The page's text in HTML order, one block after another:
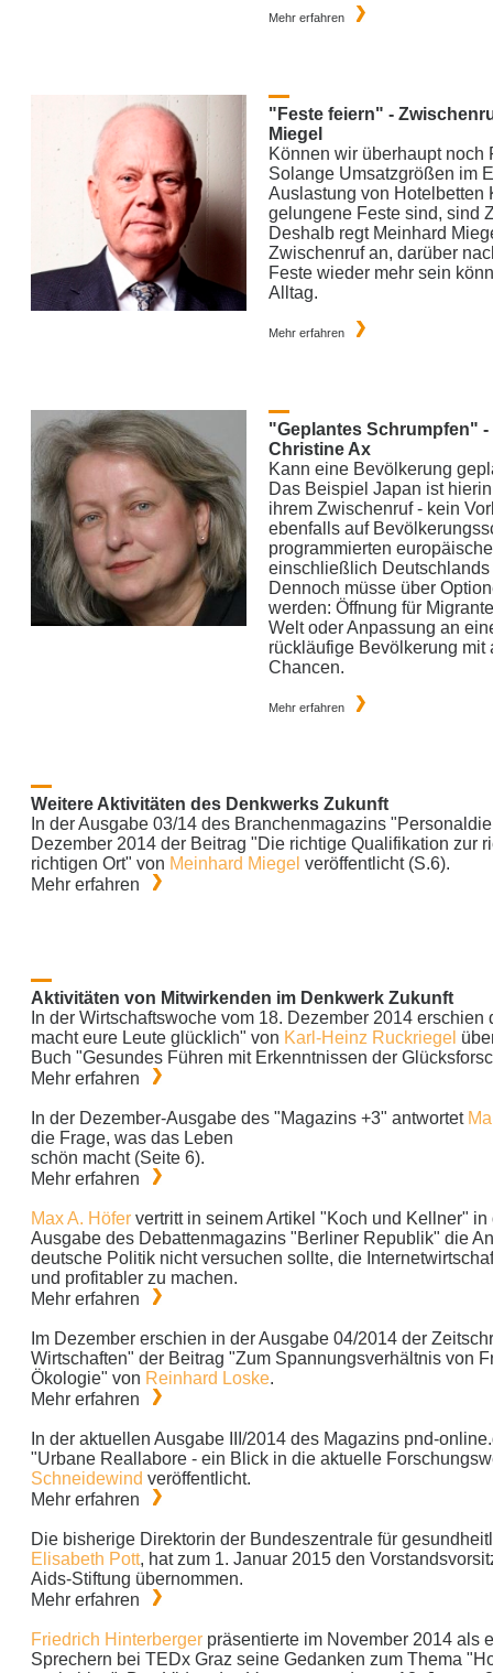
Mehr erfahren
"Feste feiern" -
Miegel
Können wir überhaupt noch
Solange Umsatzgrößen im
Auslastung von Hotelbetten
gelungene Feste sind, sind
Deshalb regt Meinhard
Zwischenruf an, darüber
Feste wieder mehr sein
Alltag.
Mehr erfahren
"Geplantes Schrumpfen"
Christine Ax
Kann eine Bevölkerung
Das Beispiel Japan ist
ihrem Zwischenruf - kein
ebenfalls auf
programmierten
einschließlich
Dennoch müsse über
werden: Öffnung für
Welt oder Anpassung an
rückläufige Bevölkerung mit
Chancen.
Mehr erfahren
Weitere Aktivitäten des Denkwerks Zukunft
In der Ausgabe 03/14 des Branchenmagazins
Dezember 2014 der Beitrag "Die richtige Qualifikation zur
richtigen Ort" von Meinhard Miegel veröffentlicht (S.6).
Mehr erfahren
Aktivitäten von Mitwirkenden im Denkwerk Zukunft
In der Wirtschaftswoche vom 18. Dezember 2014 erschien
macht eure Leute glücklich" von Karl-Heinz Ruckriegel
Buch "Gesundes Führen mit Erkenntnissen der
Mehr erfahren
In der Dezember-Ausgabe des "Magazins +3" antwortet
die Frage, was das Leben
schön macht (Seite 6).
Mehr erfahren
Max A. Höfer vertritt in seinem Artikel "Koch und Kellner" in
Ausgabe des Debattenmagazins "Berliner Republik" die
deutsche Politik nicht versuchen sollte, die
und profitabler zu machen.
Mehr erfahren
Im Dezember erschien in der Ausgabe 04/2014 der
Wirtschaften" der Beitrag "Zum Spannungsverhältnis von
Ökologie" von Reinhard Loske.
Mehr erfahren
In der aktuellen Ausgabe III/2014 des Magazins pnd-
"Urbane Reallabore - ein Blick in die aktuelle
Schneidewind veröffentlicht.
Mehr erfahren
Die bisherige Direktorin der Bundeszentrale für
Elisabeth Pott, hat zum 1. Januar 2015 den
Aids-Stiftung übernommen.
Mehr erfahren
Friedrich Hinterberger präsentierte im November 2014 als
Sprechern bei TEDx Graz seine Gedanken zum Thema